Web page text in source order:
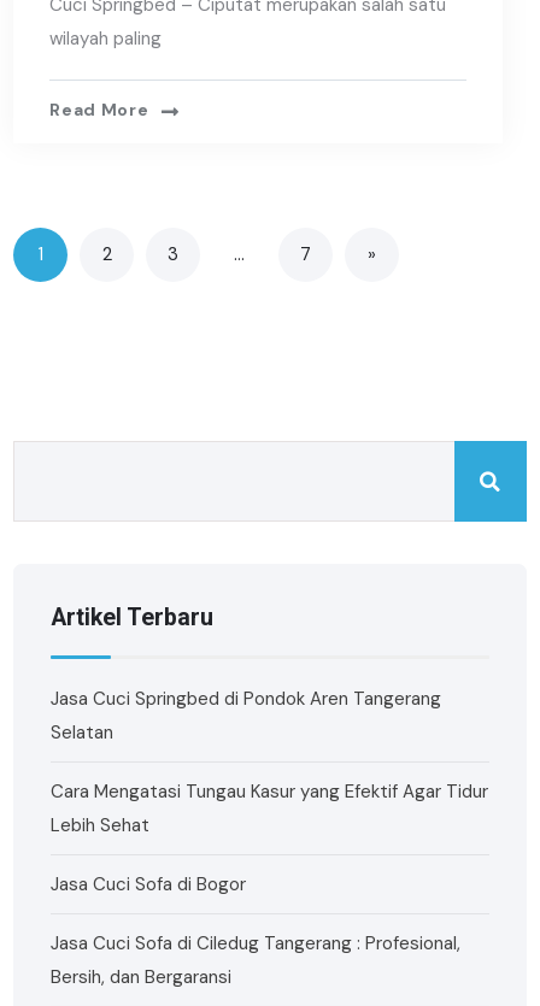
wilayah paling
Read More
1 2 3 … 7 »
Artikel Terbaru
Jasa Cuci Springbed di Pondok Aren Tangerang
Selatan
Cara Mengatasi Tungau Kasur yang Efektif Agar Tidur
Lebih Sehat
Jasa Cuci Sofa di Bogor
Jasa Cuci Sofa di Ciledug Tangerang : Profesional,
Bersih, dan Bergaransi